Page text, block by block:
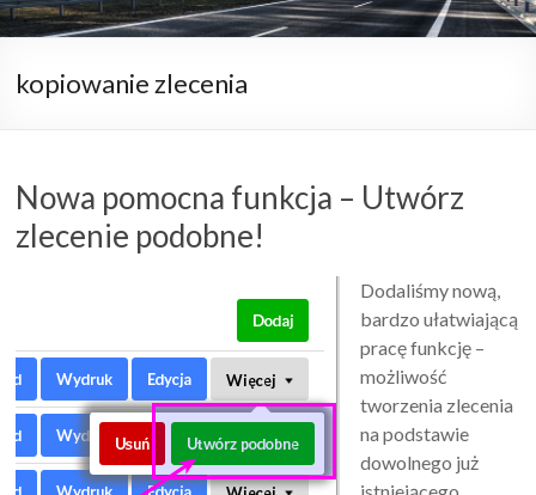
kopiowanie zlecenia
Nowa pomocna funkcja – Utwórz
zlecenie podobne!
Dodaliśmy nową,
bardzo ułatwiającą
pracę funkcję –
możliwość
tworzenia zlecenia
na podstawie
dowolnego już
istniejącego